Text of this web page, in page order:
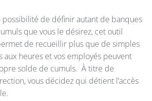
possibilité de définir autant de banques
que vous le désirez, cet outil
de recueillir plus que de simples
aux heures et vos employés peuvent
solde de cumuls. À titre de
vous décidez qui détient l’accès